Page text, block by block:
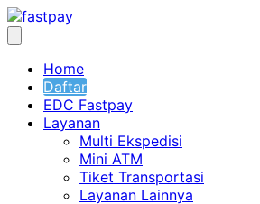
Home
Daftar
EDC Fastpay
Layanan
Multi Ekspedisi
Mini ATM
Tiket Transportasi
Layanan Lainnya